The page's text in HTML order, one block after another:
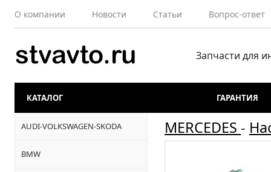
О компании Новости Статьи Вопрос-ответ
Запчасти для
КАТАЛОГ ГАРАНТИЯ
AUDI-VOLKSWAGEN-SKODA
BMW
MERCEDES -